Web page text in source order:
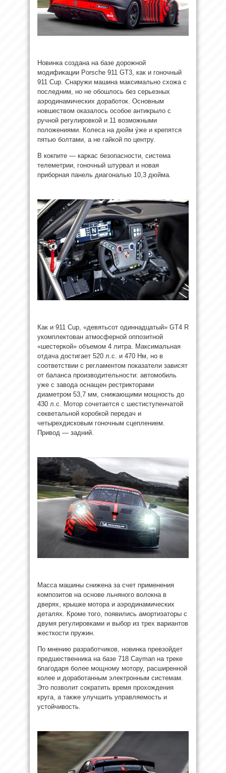
Новинка создана на базе дорожной
модификации Porsche 911 GT3, как и гоночный
911 Cup. Снаружи машина максимально схожа с
последним, но не обошлось без серьезных
аэродинамических доработок. Основным
новшеством оказалось особое антикрыло с
ручной регулировкой и 11 возможными
положениями. Колеса на дюйм у́же и крепятся
пятью болтами, а не гайкой по центру.
В кокпите — каркас безопасности, система
телеметрии, гоночный штурвал и новая
приборная панель диагональю 10,3 дюйма.
Как и 911 Cup, «девятьсот одиннадцатый» GT4 R
укомплектован атмосферной оппозитной
«шестеркой» объемом 4 литра. Максимальная
отдача достигает 520 л.с. и 470 Нм, но в
соответствии с регламентом показатели зависят
от баланса производительности: автомобиль
уже с завода оснащен рестрикторами
диаметром 53,7 мм, снижающими мощность до
430 л.с. Мотор сочетается с шестиступенчатой
секветальной коробкой передач и
четырехдисковым гоночным сцеплением.
Привод — задний.
Масса машины снижена за счет применения
композитов на основе льняного волокна в
дверях, крышке мотора и аэродинамических
деталях. Кроме того, появились амортизаторы с
двумя регулировками и выбор из трех вариантов
жесткости пружин.
По мнению разработчиков, новинка превзойдет
предшественника на базе 718 Cayman на треке
благодаря более мощному мотору, расширенной
колее и доработанным электронным системам.
Это позволит сократить время прохождения
круга, а также улучшить управляемость и
устойчивость.